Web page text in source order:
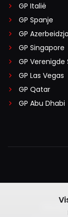
GP Italië
GP Spanje
GP
GP Singapore
GP Verenigde
GP Las Vegas
GP Qatar
GP Abu Dhabi